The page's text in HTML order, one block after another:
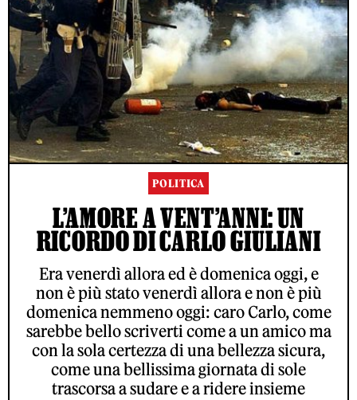
POLITICA
L’AMORE A VENT’ANNI: UN
RICORDO DI CARLO GIULIANI
Era venerdì allora ed è domenica oggi, e
non è più stato venerdì allora e non è più
domenica nemmeno oggi: caro Carlo, come
sarebbe bello scriverti come a un amico ma
con la sola certezza di una bellezza sicura,
come una bellissima giornata di sole
trascorsa a sudare e a ridere insieme